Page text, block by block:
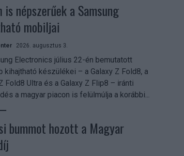
népszerűek a Samsung
mobiljai
2026. augusztus 3.
Electronics július 22-én bemutatott
kihajtható készülékei – a Galaxy Z Fold8, a
Fold8 Ultra és a Galaxy Z Flip8 – iránti
a magyar piacon is felülmúlja a korábbi...
bummot hozott a Magyar